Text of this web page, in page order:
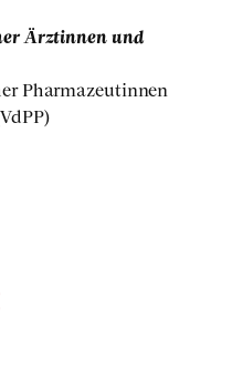
Ärz­tin­nen und
Phar­ma­zeu­tin­nen